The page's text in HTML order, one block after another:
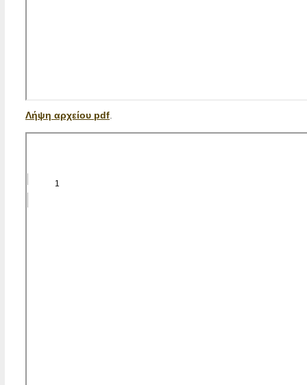
Λήψη αρχείου pdf